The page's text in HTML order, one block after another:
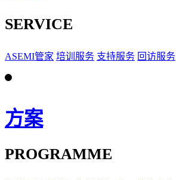
SERVICE
ASEMI管家 培训服务 支持服务 回访服务
方案
PROGRAMME